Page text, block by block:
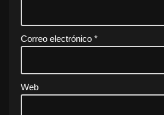
Correo electrónico *
Web